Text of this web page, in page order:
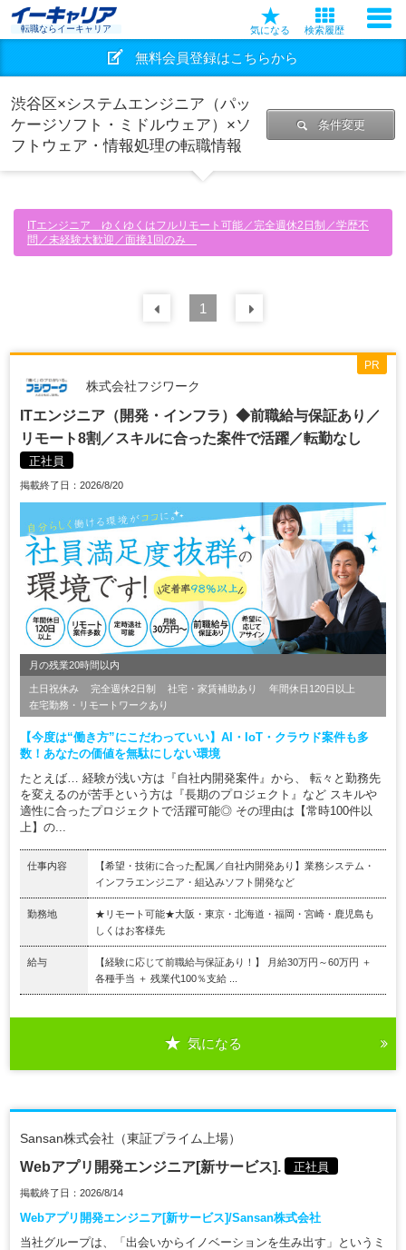
転職ならイーキャリア 気になる 検索履歴
無料会員登録はこちらから
渋谷区×システムエンジニア（パッ
ケージソフト・ミドルウェア）×ソ
フトウェア・情報処理の転職情報
条件変更
ITエンジニア ゆくゆくはフルリモート可能／完全週休2日制／学歴不
問／未経験大歓迎／面接1回のみ
前の 件
1
株式会社フジワーク
ITエンジニア（開発・インフラ）◆前職給与保証あり／
リモート8割／スキルに合った案件で活躍／転勤なし
正社員
掲載終了日：2026/8/20
月の残業20時間以内
土日祝休み 完全週休2日制 社宅・家賃補助あり
年間休日120日以上
在宅勤務・リモートワークあり
【今度は“働き方”にこだわっていい】AI・IoT・クラウド案件も多
数！あなたの価値を無駄にしない環境
たとえば… 経験が浅い方は『自社内開発案件』から、 転々と勤務先
を変えるのが苦手という方は『長期のプロジェクト』など スキルや
適性に合ったプロジェクトで活躍可能◎ その理由は【常時100件以
上】の...
仕事内容
【希望・技術に合った配属／自社内開発あり】業務システム・
インフラエンジニア・組込みソフト開発など
勤務地
★リモート可能★大阪・東京・北海道・福岡・宮崎・鹿児島も
しくはお客様先
給与
【経験に応じて前職給与保証あり！】 月給30万円～60万円 ＋
各種手当 ＋ 残業代100％支給 ...
気になる
PR
Sansan株式会社（東証プライム上場）
Webアプリ開発エンジニア[新サービス]. 正社員
掲載終了日：2026/8/14
Webアプリ開発エンジニア[新サービス]/Sansan株式会社
当社グループは、「出会いからイノベーションを生み出す」というミ